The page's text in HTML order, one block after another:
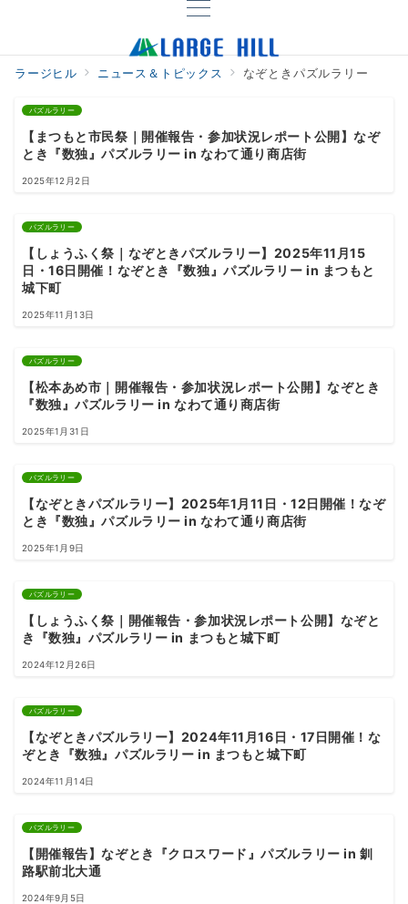
ラージヒル ニュース＆トピックス なぞときパズルラリー
パズルラリー
【まつもと市民祭｜開催報告・参加状況レポート公開】なぞ
とき『数独』パズルラリー in なわて通り商店街
2025年12月2日
パズルラリー
【しょうふく祭｜なぞときパズルラリー】2025年11月15
日・16日開催！なぞとき『数独』パズルラリー in まつもと
城下町
2025年11月13日
パズルラリー
【松本あめ市｜開催報告・参加状況レポート公開】なぞとき
『数独』パズルラリー in なわて通り商店街
2025年1月31日
パズルラリー
【なぞときパズルラリー】2025年1月11日・12日開催！なぞ
とき『数独』パズルラリー in なわて通り商店街
2025年1月9日
パズルラリー
【しょうふく祭｜開催報告・参加状況レポート公開】なぞと
き『数独』パズルラリー in まつもと城下町
2024年12月26日
パズルラリー
【なぞときパズルラリー】2024年11月16日・17日開催！な
ぞとき『数独』パズルラリー in まつもと城下町
2024年11月14日
パズルラリー
【開催報告】なぞとき『クロスワード』パズルラリー in 釧
路駅前北大通
2024年9月5日